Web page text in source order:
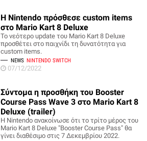
H Nintendo πρόσθεσε custom items
στο Mario Kart 8 Deluxe
Το νεότερο update του Mario Kart 8 Deluxe
προσθέτει στο παιχνίδι τη δυνατότητα για
custom items.
NEWS NINTENDO SWITCH
07/12/2022
Σύντομα η προσθήκη του Booster
Course Pass Wave 3 στο Mario Kart 8
Deluxe (trailer)
Η Nintendo ανακοίνωσε ότι το τρίτο μέρος του
Mario Kart 8 Deluxe "Booster Course Pass" θα
γίνει διαθέσιμο στις 7 Δεκεμβρίου 2022.